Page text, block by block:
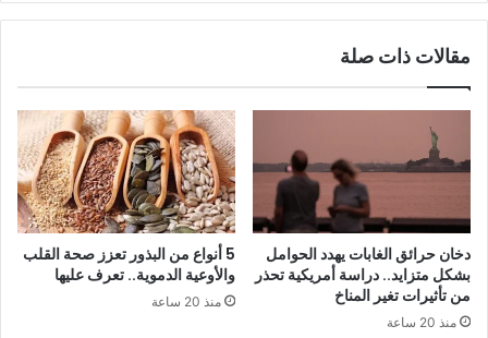
مقالات ذات صلة
دخان حرائق الغابات يهدد الحوامل
بشكل متزايد.. دراسة أمريكية تحذر
من تأثيرات تغير المناخ
منذ 20 ساعة
5 أنواع من البذور تعزز صحة القلب
والأوعية الدموية.. تعرف عليها
منذ 20 ساعة